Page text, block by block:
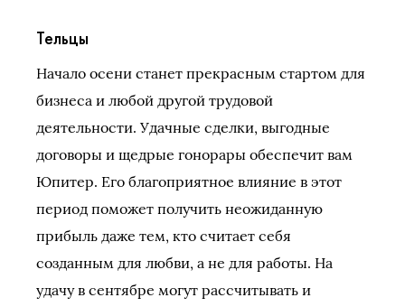
Тельцы
Начало осени станет прекрасным стартом для
бизнеса и любой другой трудовой
деятельности. Удачные сделки, выгодные
договоры и щедрые гонорары обеспечит вам
Юпитер. Его благоприятное влияние в этот
период поможет получить неожиданную
прибыль даже тем, кто считает себя
созданным для любви, а не для работы. На
удачу в сентябре могут рассчитывать и